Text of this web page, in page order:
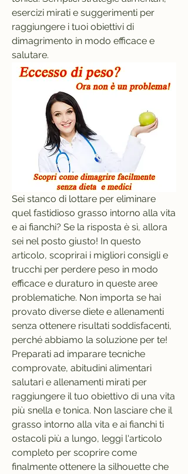
esercizi mirati e suggerimenti per
raggiungere i tuoi obiettivi di
dimagrimento in modo efficace e
salutare.
Sei stanco di lottare per eliminare
quel fastidioso grasso intorno alla vita
e ai fianchi? Se la risposta è sì, allora
sei nel posto giusto! In questo
articolo, scoprirai i migliori consigli e
trucchi per perdere peso in modo
efficace e duraturo in queste aree
problematiche. Non importa se hai
provato diverse diete e allenamenti
senza ottenere risultati soddisfacenti,
perché abbiamo la soluzione per te!
Preparati ad imparare tecniche
comprovate, abitudini alimentari
salutari e allenamenti mirati per
raggiungere il tuo obiettivo di una vita
più snella e tonica. Non lasciare che il
grasso intorno alla vita e ai fianchi ti
ostacoli più a lungo, leggi l'articolo
completo per scoprire come
finalmente ottenere la silhouette che